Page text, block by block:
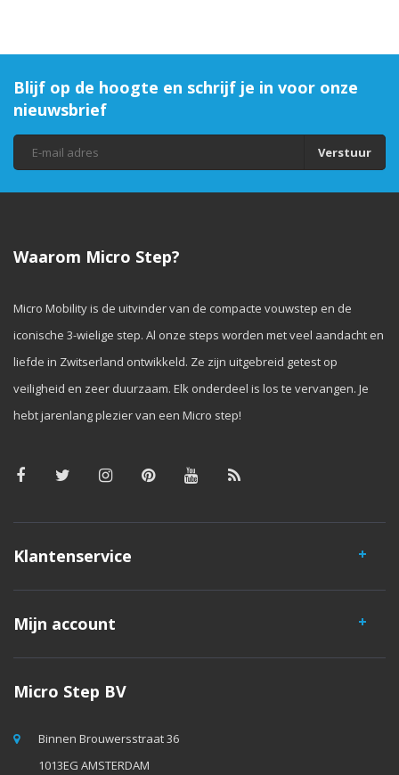
Blijf op de hoogte en schrijf je in voor onze
nieuwsbrief
Verstuur
Waarom Micro Step?
Micro Mobility is de uitvinder van de compacte vouwstep en de
iconische 3-wielige step. Al onze steps worden met veel aandacht en
liefde in Zwitserland ontwikkeld. Ze zijn uitgebreid getest op
veiligheid en zeer duurzaam. Elk onderdeel is los te vervangen. Je
hebt jarenlang plezier van een Micro step!
Klantenservice
Mijn account
Micro Step BV
Binnen Brouwersstraat 36
1013EG AMSTERDAM